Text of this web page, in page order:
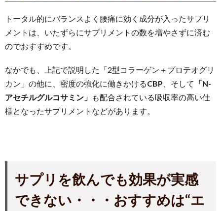
トータル的にバランスよく腰痛に効く成分が入ったサプリ
メントは、いたずらにサプリメントの数を増やさずに済む
のでおすすめです。
なかでも、上記で説明した「2型コラーゲン＋プロテオグリ
カン」の他に、密度の強化に働きかけるCBP 、そして 「N-
アセチルグルコサミン」 も配合されている吸収率の高い仕
様となったサプリメントなどがあります。
サプリを飲んでも効果が実感
できない・・・おすすめは“エ